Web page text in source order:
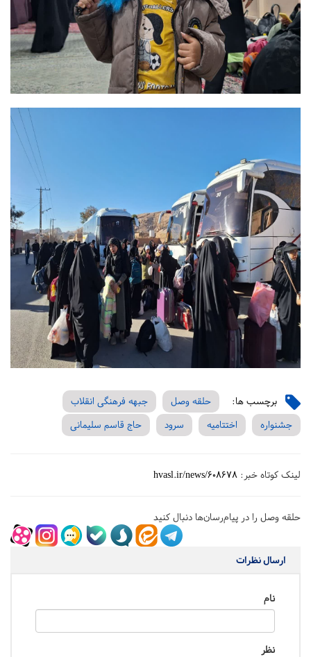
برچسب ها: حلقه وصل
جبهه فرهنگی انقلاب
جشنواره
اختتامیه سرود حاج قاسم سلیمانی
لینک کوتاه خبر: hvasl.ir/news/608678
حلقه وصل را در پیام‌رسان‌ها دنبال کنید
ارسال نظرات
نام
نظر